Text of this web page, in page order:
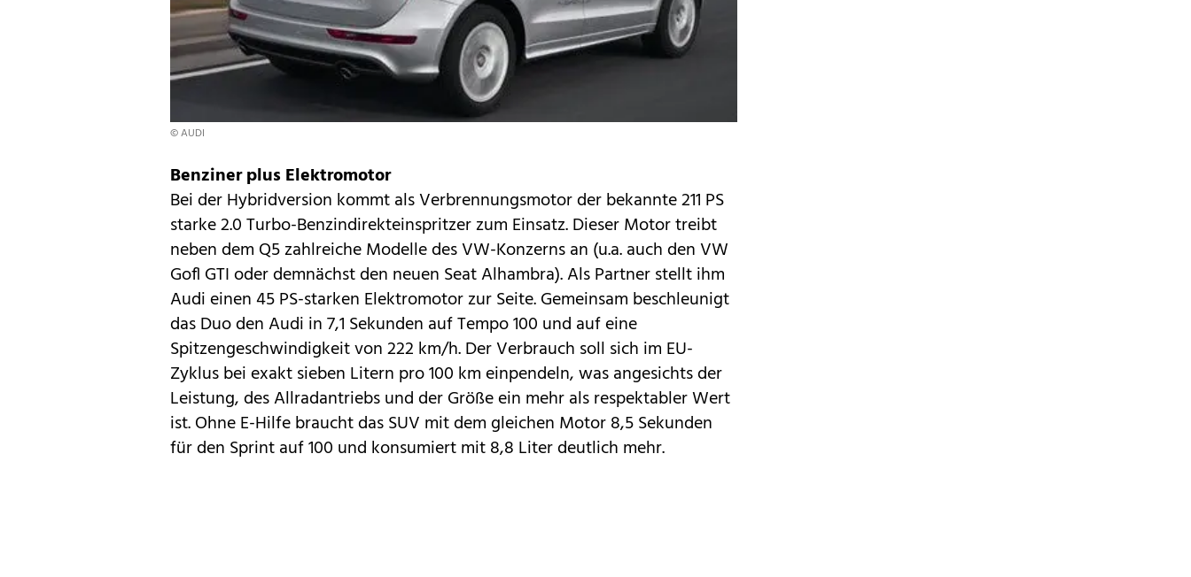
© AUDI
Benziner plus Elektromotor
Bei der Hybridversion kommt als Verbrennungsmotor der bekannte 211 PS
starke 2.0 Turbo-Benzindirekteinspritzer zum Einsatz. Dieser Motor treibt
neben dem Q5 zahlreiche Modelle des VW-Konzerns an (u.a. auch den VW
Gofl GTIoder demnächst den neuen SeatAlhambra). Als Partner stellt ihm
Audi einen 45 PS-starken Elektromotor zur Seite. Gemeinsam beschleunigt
das Duo den Audi in 7,1 Sekunden auf Tempo 100 und auf eine
Spitzengeschwindigkeit von 222 km/h. Der Verbrauch soll sich im EU-
Zyklus bei exakt sieben Litern pro 100 km einpendeln, was angesichts der
Leistung, des Allradantriebs und der Größe ein mehr als respektabler Wert
ist. Ohne E-Hilfe braucht das SUV mit dem gleichen Motor 8,5 Sekunden
für den Sprint auf 100 und konsumiert mit 8,8 Liter deutlich mehr.